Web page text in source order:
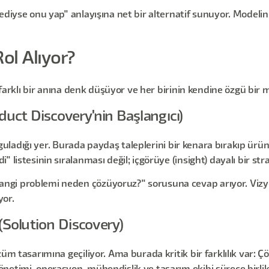
onu yap" anlayışına net bir alternatif sunuyor.
Alıyor?
bir anına denk düşüyor ve her birinin kendine özgü bir
Discovery'nin Başlangıcı)
yer. Burada paydaş taleplerini bir kenara bırakıp
listesinin sıralanması değil; içgörüye (insight) dayalı bir
problemi neden çözüyoruz?" sorusuna cevap arıyor.
Discovery)
tasarımına geçiliyor. Ama burada kritik bir farklılık var: